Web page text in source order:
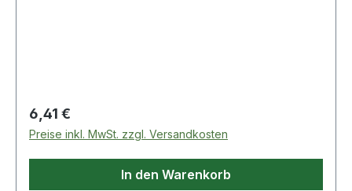
Regulärer Preis:
6,41 €
Preise inkl. MwSt. zzgl. Versandkosten
In den Warenkorb